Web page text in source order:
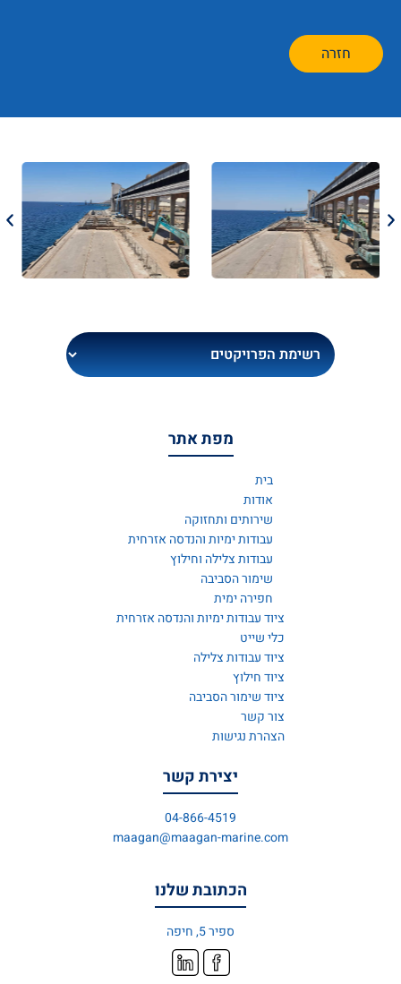
חזרה
מפת אתר
בית
אודות
שירותים ותחזוקה
עבודות ימיות והנדסה אזרחית
עבודות צלילה וחילוץ
שימור הסביבה
חפירה ימית
ציוד עבודות ימיות והנדסה אזרחית
כלי שייט
ציוד עבודות צלילה
ציוד חילוץ
ציוד שימור הסביבה
צור קשר
הצהרת נגישות
יצירת קשר
04-866-4519
maagan@maagan-marine.com
הכתובת שלנו
ספיר 5, חיפה